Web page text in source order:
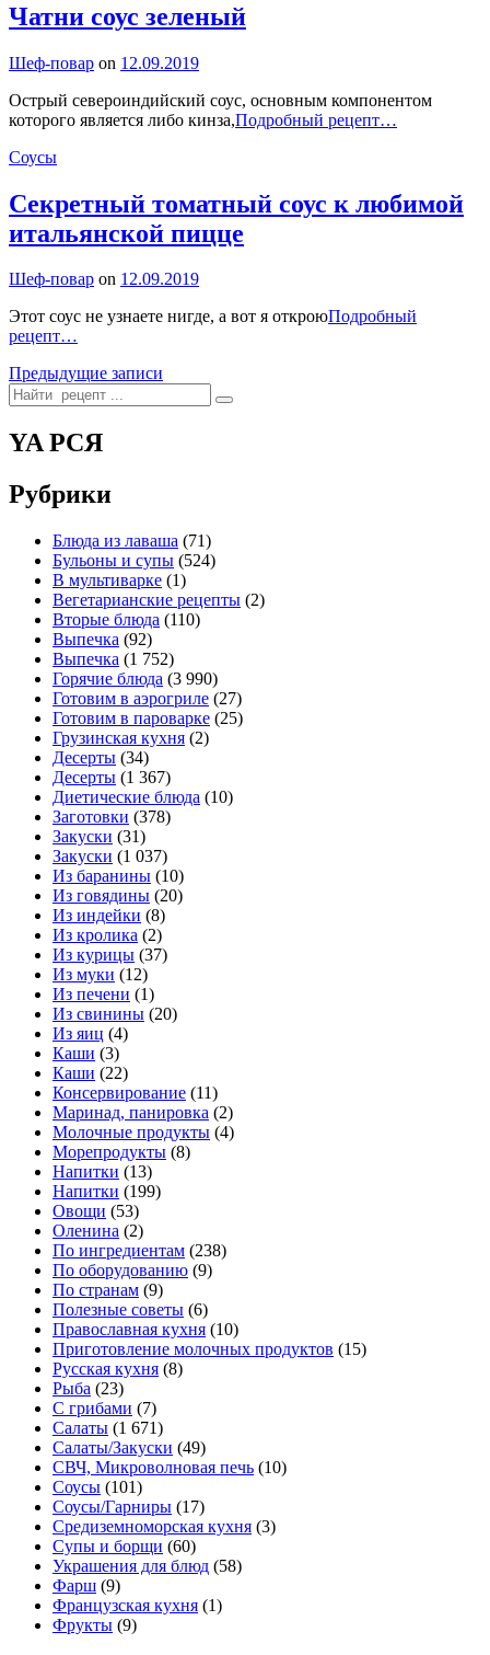
Чатни соус зелeный
By
Шеф-повар on 12.09.2019
Острый североиндийский соус, основным компонентом
которого является либо кинза,Подробный рецепт…
Categories
Соусы
Секретный томатный соус к любимой
итальянской пицце
By
Шеф-повар on 12.09.2019
Этот соус не узнаете нигде, а вот я откроюПодробный
рецепт…
соус
к
итальянской
пицце
Навигация
по
записям
Предыдущие записи
Search
for:
YA РСЯ
Рубрики
Блюда из лаваша (71)
Бульоны и супы (524)
В мультиварке (1)
Вегетарианские рецепты (2)
Вторые блюда (110)
Выпечка (92)
Выпечка (1 752)
Горячие блюда (3 990)
Готовим в аэрогриле (27)
Готовим в пароварке (25)
Грузинская кухня (2)
Десерты (34)
Десерты (1 367)
Диетические блюда (10)
Заготовки (378)
Закуски (31)
Закуски (1 037)
Из баранины (10)
Из говядины (20)
Из индейки (8)
Из кролика (2)
Из курицы (37)
Из муки (12)
Из печени (1)
Из свинины (20)
Из яиц (4)
Каши (3)
Каши (22)
Консервирование (11)
Маринад, панировка (2)
Молочные продукты (4)
Морепродукты (8)
Напитки (13)
Напитки (199)
Овощи (53)
Оленина (2)
По ингредиентам (238)
По оборудованию (9)
По странам (9)
Полезные советы (6)
Православная кухня (10)
Приготовление молочных продуктов (15)
Русская кухня (8)
Рыба (23)
С грибами (7)
Салаты (1 671)
Салаты/Закуски (49)
СВЧ, Микроволновая печь (10)
Соусы (101)
Соусы/Гарниры (17)
Средиземноморская кухня (3)
Супы и борщи (60)
Украшения для блюд (58)
Фарш (9)
Французская кухня (1)
Фрукты (9)